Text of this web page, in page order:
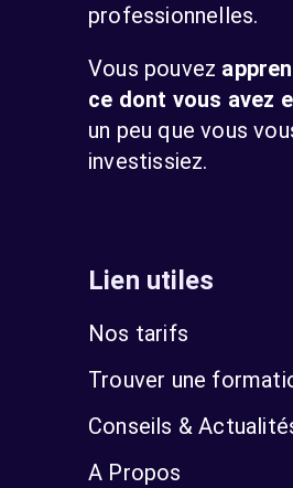
professionnelles.
Vous pouvez
ce dont vous avez
un peu que vous
investissiez.
Lien utiles
Nos tarifs
Trouver une
Conseils &
A Propos